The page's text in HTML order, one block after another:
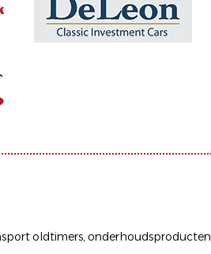
oldtimers,onderhoudsproducten